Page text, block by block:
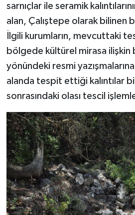
sarnıçlar ile seramik
alan, Çalıştepe olarak bilinen
İlgili kurumların, mevcuttaki
bölgede kültürel mirasa ilişkin
yönündeki resmi yazışmalarına
alanda tespit ettiği kalıntılar
sonrasındaki olası tescil